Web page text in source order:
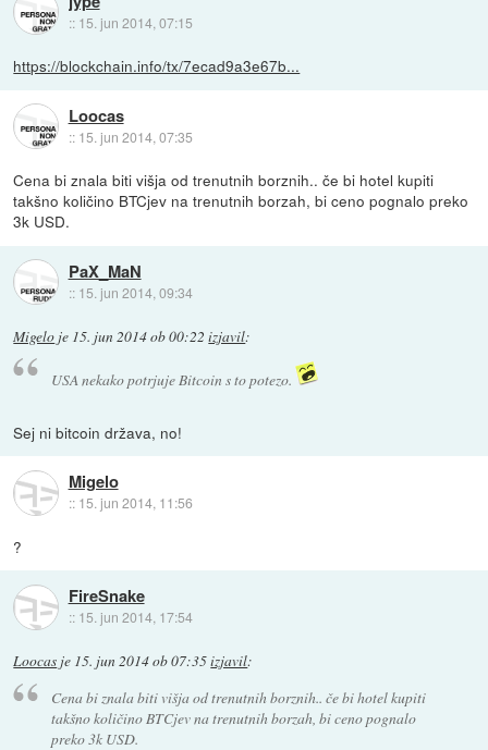
:: 15. jun 2014, 07:15
https://blockchain.info/tx/7ecad9a3e67b...
Loocas
:: 15. jun 2014, 07:35
Cena bi znala biti višja od trenutnih borznih.. če bi hotel kupiti
takšno količino BTCjev na trenutnih borzah, bi ceno pognalo preko
3k USD.
PaX_MaN
:: 15. jun 2014, 09:34
Migelo je 15. jun 2014 ob 00:22 izjavil:
USA nekako potrjuje Bitcoin s to potezo.
Sej ni bitcoin država, no!
Migelo
:: 15. jun 2014, 11:56
?
FireSnake
:: 15. jun 2014, 17:54
Loocas je 15. jun 2014 ob 07:35izjavil:
Cena bi znala biti višja od trenutnih borznih.. če bi hotel kupiti
takšno količino BTCjev na trenutnih borzah, bi ceno pognalo
preko 3k USD.